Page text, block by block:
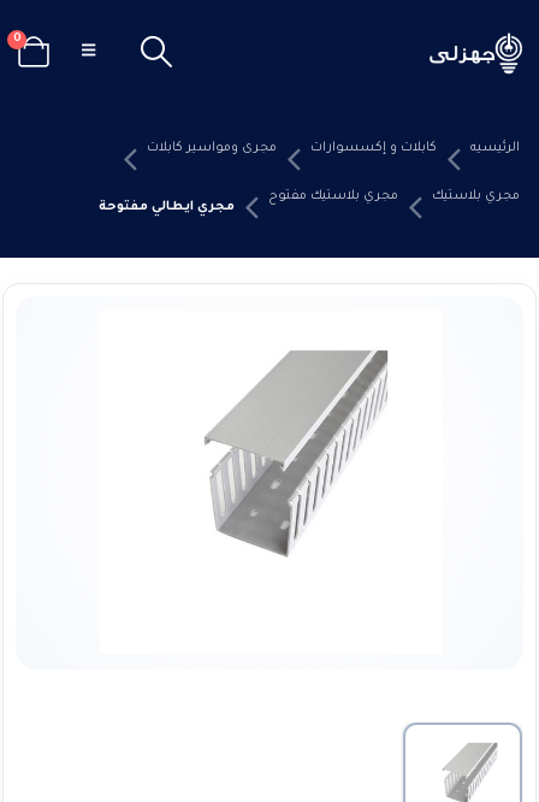
0
الرئيسيه كابلات و إكسسوارات مجرى ومواسير كابلات
مجري بلاستيك مجري بلاستيك مفتوح
مجري ايطالي مفتوحة